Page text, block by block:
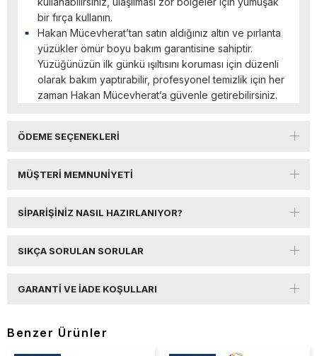
bir fırça kullanın.
Hakan Mücevherat’tan satın aldığınız altın ve pırlanta
yüzükler ömür boyu bakım garantisine sahiptir.
Yüzüğünüzün ilk günkü ışıltısını koruması için düzenli
olarak bakım yaptırabilir, profesyonel temizlik için her
zaman Hakan Mücevherat’a güvenle getirebilirsiniz.
ÖDEME SEÇENEKLERI
MÜŞTERI MEMNUNIYETI
SIPARIŞINIZ NASIL HAZIRLANIYOR?
SIKÇA SORULAN SORULAR
GARANTI VE İADE KOŞULLARI
Benzer Ürünler